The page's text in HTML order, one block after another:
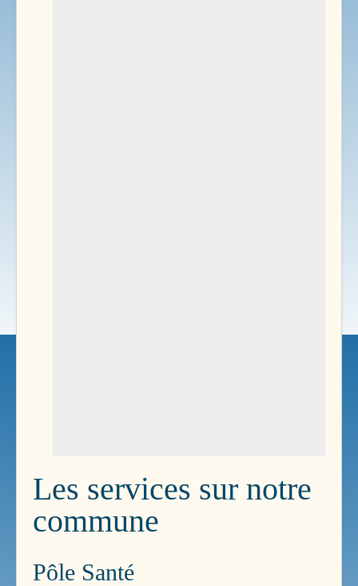
Les services sur notre
commune
Pôle Santé